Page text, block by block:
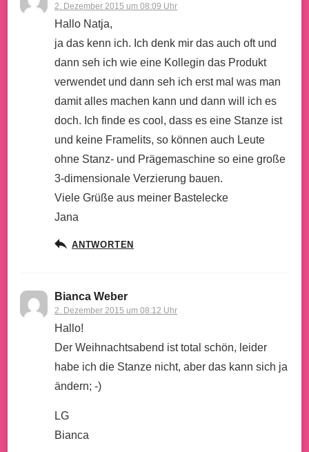
2. Dezember 2015 um 08:09 Uhr
Hallo Natja,
ja das kenn ich. Ich denk mir das auch oft und
dann seh ich wie eine Kollegin das Produkt
verwendet und dann seh ich erst mal was man
damit alles machen kann und dann will ich es
doch. Ich finde es cool, dass es eine Stanze ist
und keine Framelits, so können auch Leute
ohne Stanz- und Prägemaschine so eine große
3-dimensionale Verzierung bauen.
Viele Grüße aus meiner Bastelecke
Jana
ANTWORTEN
Bianca Weber
2. Dezember 2015 um 08:12 Uhr
Hallo!
Der Weihnachtsabend ist total schön, leider
habe ich die Stanze nicht, aber das kann sich ja
ändern; -)
LG
Bianca